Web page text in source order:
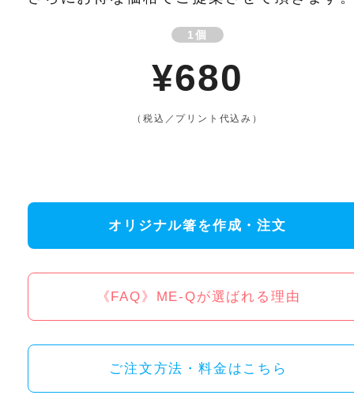
1個
¥680
（税込／プリント代込み）
オリジナル箸を作成・注文
《FAQ》ME-Qが選ばれる理由
ご注文方法・料金はこちら